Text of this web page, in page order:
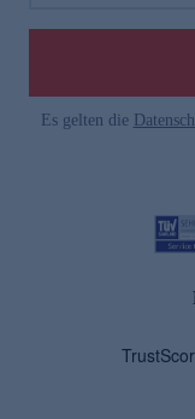
Es gelten die